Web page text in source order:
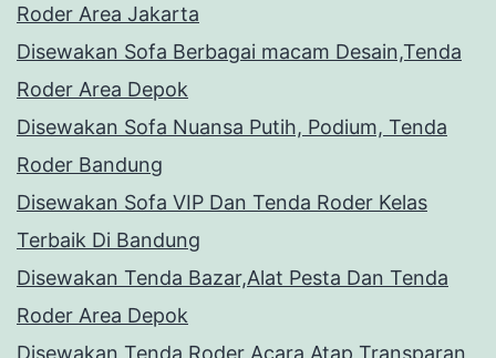
Roder Area Jakarta
Disewakan Sofa Berbagai macam Desain,Tenda
Roder Area Depok
Disewakan Sofa Nuansa Putih, Podium, Tenda
Roder Bandung
Disewakan Sofa VIP Dan Tenda Roder Kelas
Terbaik Di Bandung
Disewakan Tenda Bazar,Alat Pesta Dan Tenda
Roder Area Depok
Disewakan Tenda Roder Acara Atap Transparan